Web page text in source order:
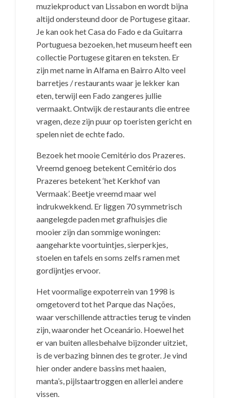
muziekproduct van Lissabon en wordt bijna
altijd ondersteund door de Portugese gitaar.
Je kan ook het Casa do Fado e da Guitarra
Portuguesa bezoeken, het museum heeft een
collectie Portugese gitaren en teksten. Er
zijn met name in Alfama en Bairro Alto veel
barretjes / restaurants waar je lekker kan
eten, terwijl een Fado zangeres jullie
vermaakt. Ontwijk de restaurants die entree
vragen, deze zijn puur op toeristen gericht en
spelen niet de echte fado.
Bezoek het mooie Cemitério dos Prazeres.
Vreemd genoeg betekent Cemitério dos
Prazeres betekent ‘het Kerkhof van
Vermaak’. Beetje vreemd maar wel
indrukwekkend. Er liggen 70 symmetrisch
aangelegde paden met grafhuisjes die
mooier zijn dan sommige woningen:
aangeharkte voortuintjes, sierperkjes,
stoelen en tafels en soms zelfs ramen met
gordijntjes ervoor.
Het voormalige expoterrein van 1998 is
omgetoverd tot het Parque das Nações,
waar verschillende attracties terug te vinden
zijn, waaronder het Oceanário. Hoewel het
er van buiten allesbehalve bijzonder uitziet,
is de verbazing binnen des te groter. Je vind
hier onder andere bassins met haaien,
manta’s, pijlstaartroggen en allerlei andere
vissen.